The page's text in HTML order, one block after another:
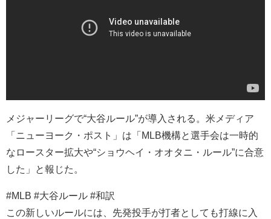
メジャーリーグで“大谷ルール”が導入される。米メディア
「ニューヨーク・ポスト」は「MLB機構と選手会は一時的
なロースター拡大や“ショウヘイ・オオタニ・ルール”に合意
した」と報じた。
#MLB #大谷ルール #和訳
この新しいルールには、先発投手が打者としても打線に入